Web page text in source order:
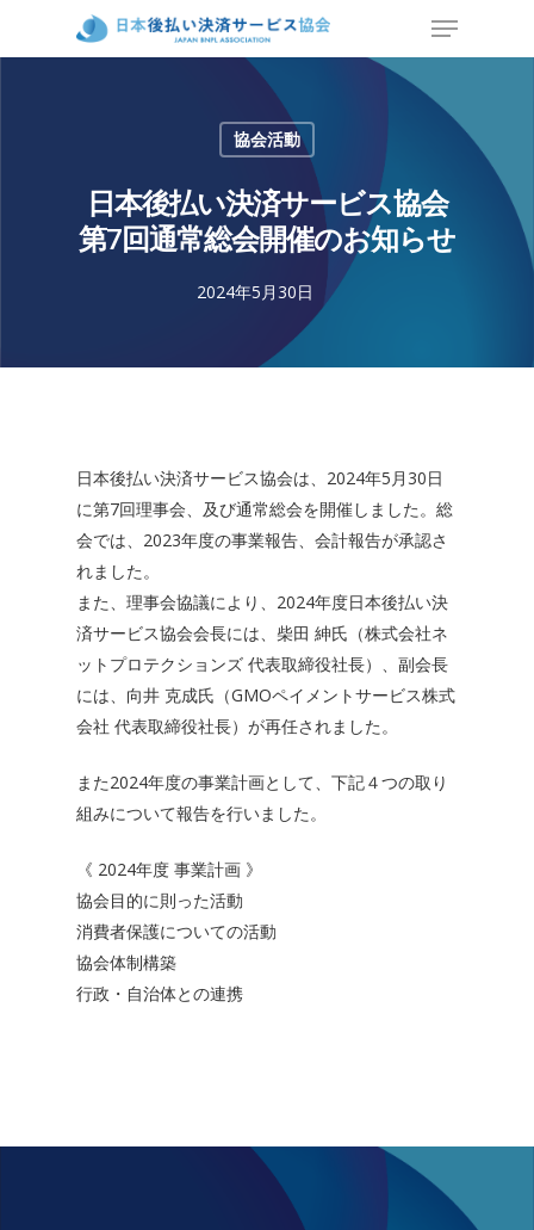
協会活動
日本後払い決済サービス協会
第7回通常総会開催のお知らせ
2024年5月30日
日本後払い決済サービス協会は、2024年5月30日
に第7回理事会、及び通常総会を開催しました。総
会では、2023年度の事業報告、会計報告が承認さ
れました。
また、理事会協議により、2024年度日本後払い決
済サービス協会会長には、柴田 紳氏（株式会社ネ
ットプロテクションズ 代表取締役社長）、副会長
には、向井 克成氏（GMOペイメントサービス株式
会社 代表取締役社長）が再任されました。
また2024年度の事業計画として、下記４つの取り
組みについて報告を行いました。
《 2024年度 事業計画 》
協会目的に則った活動
消費者保護についての活動
協会体制構築
行政・自治体との連携